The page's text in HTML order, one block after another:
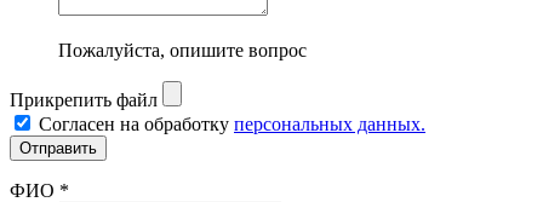
Пожалуйста, опишите вопрос
Прикрепить файл
Согласен на обработку персональных данных.
ФИО *